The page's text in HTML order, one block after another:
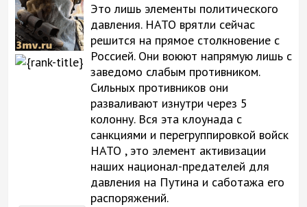
Это лишь элементы политического
давления. НАТО врятли сейчас
решится на прямое столкновение с
Россией. Они воюют напрямую лишь с
заведомо слабым противником.
Сильных противников они
разваливают изнутри через 5
колонну. Вся эта клоунада с
санкциями и перегруппировкой войск
НАТО , это элемент активизации
наших национал-предателей для
давления на Путина и саботажа его
распоряжений.